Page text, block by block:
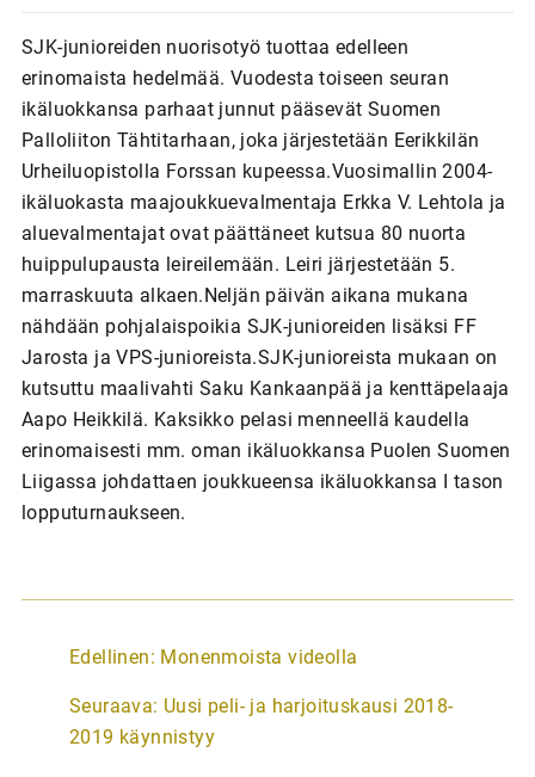
SJK-junioreiden nuorisotyö tuottaa edelleen
erinomaista hedelmää. Vuodesta toiseen seuran
ikäluokkansa parhaat junnut pääsevät Suomen
Palloliiton Tähtitarhaan, joka järjestetään Eerikkilän
Urheiluopistolla Forssan kupeessa.Vuosimallin 2004-
ikäluokasta maajoukkuevalmentaja Erkka V. Lehtola ja
aluevalmentajat ovat päättäneet kutsua 80 nuorta
huippulupausta leireilemään. Leiri järjestetään 5.
marraskuuta alkaen.Neljän päivän aikana mukana
nähdään pohjalaispoikia SJK-junioreiden lisäksi FF
Jarosta ja VPS-junioreista.SJK-junioreista mukaan on
kutsuttu maalivahti Saku Kankaanpää ja kenttäpelaaja
Aapo Heikkilä. Kaksikko pelasi menneellä kaudella
erinomaisesti mm. oman ikäluokkansa Puolen Suomen
Liigassa johdattaen joukkueensa ikäluokkansa I tason
lopputurnaukseen.
A
t
i
Edellinen: Monenmoista videolla
Seuraava: Uusi peli- ja harjoituskausi 2018-
2019 käynnistyy